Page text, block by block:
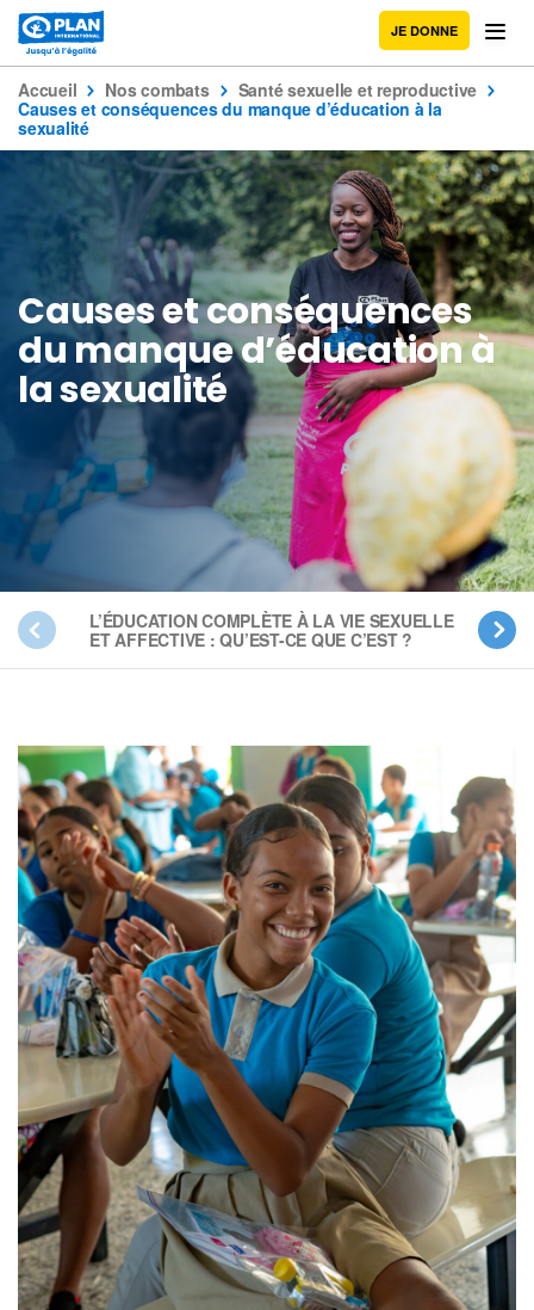
JE DONNE
Accueil Nos combats
Santé sexuelle et reproductive
Causes et conséquences du manque d’éducation à la
sexualité
Causes et conséquences
du manque d’éducation à
la sexualité
L’ÉDUCATION COMPLÈTE À LA VIE SEXUELLE
ET AFFECTIVE : QU’EST-CE QUE C’EST ?